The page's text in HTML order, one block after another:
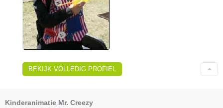
BEKIJK VOLLEDIG PROFIEL
Kinderanimatie Mr. Creezy